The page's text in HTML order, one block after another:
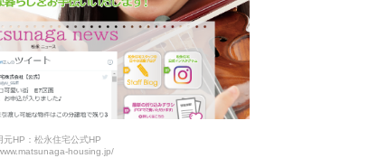
元HP：松永住宅公式HP
housing.jp/